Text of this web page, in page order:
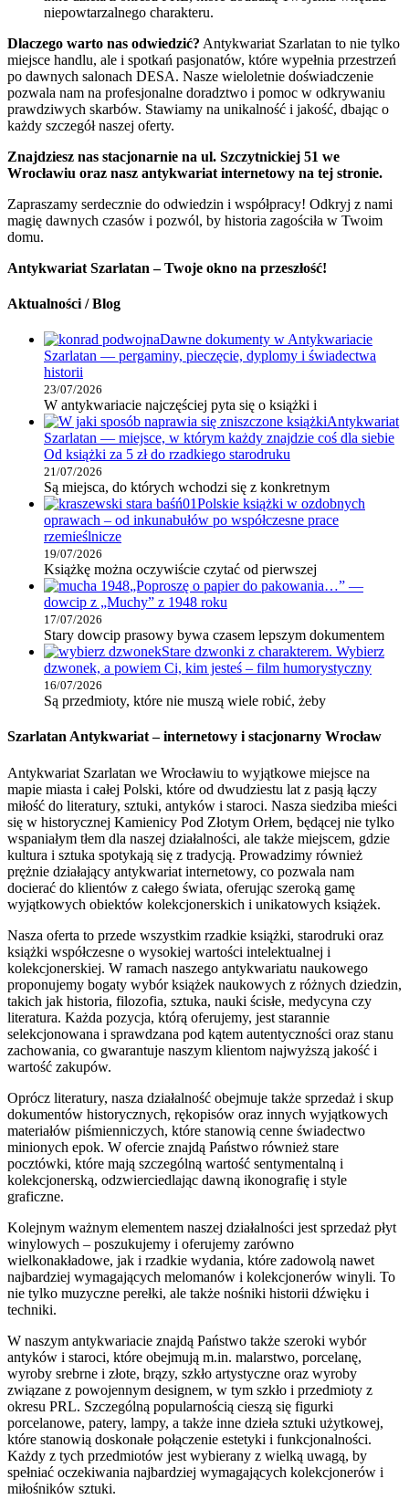
niepowtarzalnego charakteru.
Dlaczego warto nas odwiedzić? Antykwariat Szarlatan to nie tylko
miejsce handlu, ale i spotkań pasjonatów, które wypełnia przestrzeń
po dawnych salonach DESA. Nasze wieloletnie doświadczenie
pozwala nam na profesjonalne doradztwo i pomoc w odkrywaniu
prawdziwych skarbów. Stawiamy na unikalność i jakość, dbając o
każdy szczegół naszej oferty.
Znajdziesz nas stacjonarnie na ul. Szczytnickiej 51 we
Wrocławiu oraz nasz antykwariat internetowy na tej stronie.
Zapraszamy serdecznie do odwiedzin i współpracy! Odkryj z nami
magię dawnych czasów i pozwól, by historia zagościła w Twoim
domu.
Antykwariat Szarlatan – Twoje okno na przeszłość!
Aktualności / Blog
Dawne dokumenty w Antykwariacie
Szarlatan — pergaminy, pieczęcie, dyplomy i świadectwa
historii
23/07/2026
W antykwariacie najczęściej pyta się o książki i
Antykwariat
Szarlatan — miejsce, w którym każdy znajdzie coś dla siebie
Od książki za 5 zł do rzadkiego starodruku
21/07/2026
Są miejsca, do których wchodzi się z konkretnym
Polskie książki w ozdobnych
oprawach – od inkunabułów po współczesne prace
rzemieślnicze
19/07/2026
Książkę można oczywiście czytać od pierwszej
„Poproszę o papier do pakowania…” —
dowcip z „Muchy” z 1948 roku
17/07/2026
Stary dowcip prasowy bywa czasem lepszym dokumentem
Stare dzwonki z charakterem. Wybierz
dzwonek, a powiem Ci, kim jesteś – film humorystyczny
16/07/2026
Są przedmioty, które nie muszą wiele robić, żeby
Szarlatan Antykwariat – internetowy i stacjonarny Wrocław
Antykwariat Szarlatan we Wrocławiu to wyjątkowe miejsce na
mapie miasta i całej Polski, które od dwudziestu lat z pasją łączy
miłość do literatury, sztuki, antyków i staroci. Nasza siedziba mieści
się w historycznej Kamienicy Pod Złotym Orłem, będącej nie tylko
wspaniałym tłem dla naszej działalności, ale także miejscem, gdzie
kultura i sztuka spotykają się z tradycją. Prowadzimy również
prężnie działający antykwariat internetowy, co pozwala nam
docierać do klientów z całego świata, oferując szeroką gamę
wyjątkowych obiektów kolekcjonerskich i unikatowych książek.
Nasza oferta to przede wszystkim rzadkie książki, starodruki oraz
książki współczesne o wysokiej wartości intelektualnej i
kolekcjonerskiej. W ramach naszego antykwariatu naukowego
proponujemy bogaty wybór książek naukowych z różnych dziedzin,
takich jak historia, filozofia, sztuka, nauki ścisłe, medycyna czy
literatura. Każda pozycja, którą oferujemy, jest starannie
selekcjonowana i sprawdzana pod kątem autentyczności oraz stanu
zachowania, co gwarantuje naszym klientom najwyższą jakość i
wartość zakupów.
Oprócz literatury, nasza działalność obejmuje także sprzedaż i skup
dokumentów historycznych, rękopisów oraz innych wyjątkowych
materiałów piśmienniczych, które stanowią cenne świadectwo
minionych epok. W ofercie znajdą Państwo również stare
pocztówki, które mają szczególną wartość sentymentalną i
kolekcjonerską, odzwierciedlając dawną ikonografię i style
graficzne.
Kolejnym ważnym elementem naszej działalności jest sprzedaż płyt
winylowych – poszukujemy i oferujemy zarówno
wielkonakładowe, jak i rzadkie wydania, które zadowolą nawet
najbardziej wymagających melomanów i kolekcjonerów winyli. To
nie tylko muzyczne perełki, ale także nośniki historii dźwięku i
techniki.
W naszym antykwariacie znajdą Państwo także szeroki wybór
antyków i staroci, które obejmują m.in. malarstwo, porcelanę,
wyroby srebrne i złote, brązy, szkło artystyczne oraz wyroby
związane z powojennym designem, w tym szkło i przedmioty z
okresu PRL. Szczególną popularnością cieszą się figurki
porcelanowe, patery, lampy, a także inne dzieła sztuki użytkowej,
które stanowią doskonałe połączenie estetyki i funkcjonalności.
Każdy z tych przedmiotów jest wybierany z wielką uwagą, by
spełniać oczekiwania najbardziej wymagających kolekcjonerów i
miłośników sztuki.